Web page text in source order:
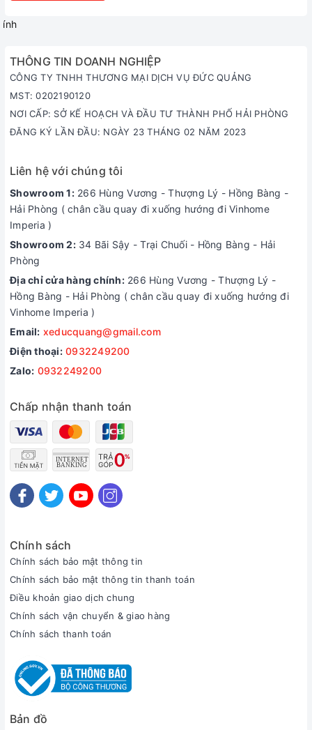
ính
THÔNG TIN DOANH NGHIỆP
CÔNG TY TNHH THƯƠNG MẠI DỊCH VỤ ĐỨC QUẢNG
MST: 0202190120
NƠI CẤP: SỞ KẾ HOẠCH VÀ ĐẦU TƯ THÀNH PHỐ HẢI PHÒNG
ĐĂNG KÝ LẦN ĐẦU: NGÀY 23 THÁNG 02 NĂM 2023
Liên hệ với chúng tôi
Showroom 1:266 Hùng Vương - Thượng Lý - Hồng Bàng -
Hải Phòng ( chân cầu quay đi xuống hướng đi Vinhome
Imperia )
Showroom 2:34 Bãi Sậy - Trại Chuối - Hồng Bàng - Hải
Phòng
Địa chỉ cửa hàng chính:266 Hùng Vương - Thượng Lý -
Hồng Bàng - Hải Phòng ( chân cầu quay đi xuống hướng đi
Vinhome Imperia )
Email: xeducquang@gmail.com
Điện thoại: 0932249200
Zalo: 0932249200
Chấp nhận thanh toán
Chính sách
Chính sách bảo mật thông tin
Chính sách bảo mật thông tin thanh toán
Điều khoản giao dịch chung
Chính sách vận chuyển & giao hàng
Chính sách thanh toán
Bản đồ